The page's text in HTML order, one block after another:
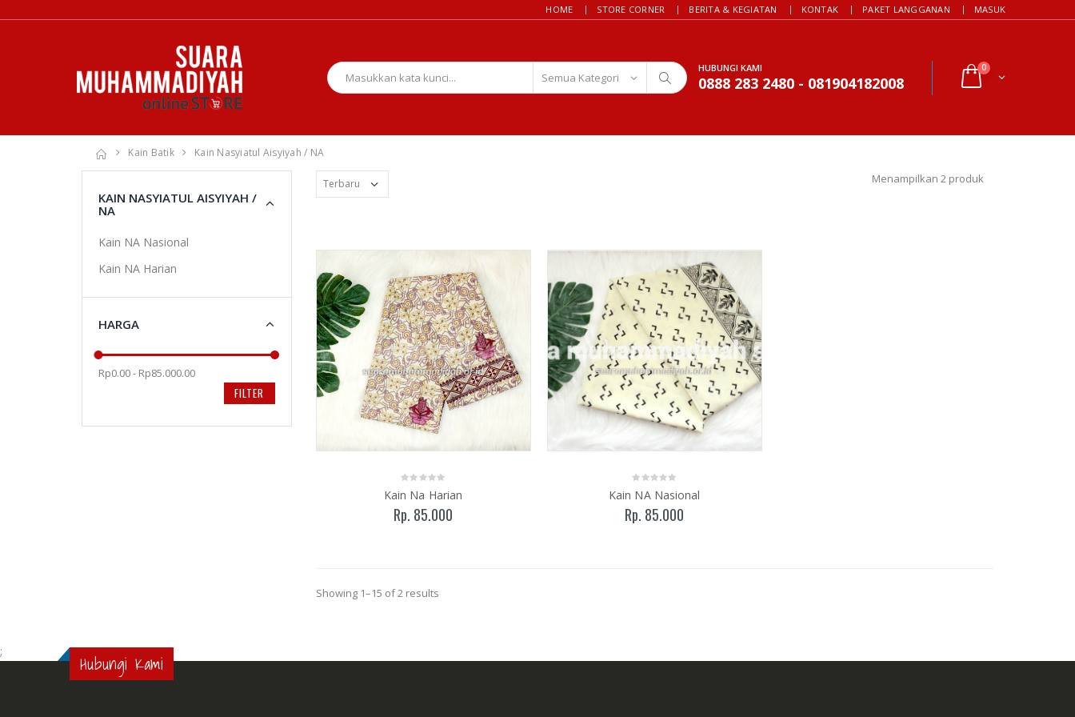
HOME STORE CORNER BERITA & KEGIATAN KONTAK PAKET LANGGANAN MASUK
HUBUNGI KAMI
0888 283 2480 - 081904182008
0
Kain Batik Kain Nasyiatul Aisyiyah / NA
Menampilkan 2 produk
Kain Na Harian
Rp. 85.000
Kain NA Nasional
Rp. 85.000
Showing 1–15 of 2 results
KAIN NASYIATUL AISYIYAH /
NA
Kain NA Nasional
Kain NA Harian
HARGA
Rp0.00 - Rp85.000.00
FILTER
; Hubungi Kami